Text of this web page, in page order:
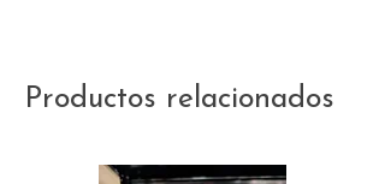
Productos relacionados